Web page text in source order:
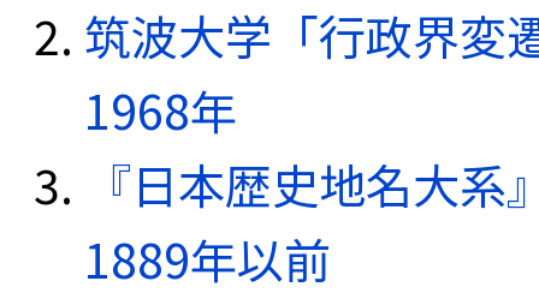
筑波大学「行政界変
1968年
『日本歴史地名大
1889年以前